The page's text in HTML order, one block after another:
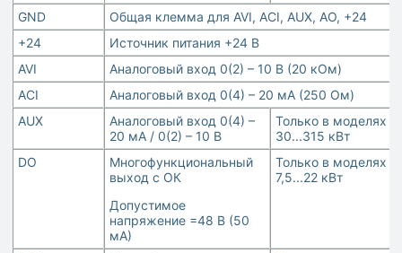
GND
Общая клемма для AVI, ACI, AUX, AO, +24
+24
Источник питания +24 В
AVI
Аналоговый вход 0(2) – 10 В (20 кОм)
AСI
Аналоговый вход 0(4) – 20 мА (250 Ом)
AUX
Аналоговый вход 0(4) –
20 мА / 0(2) – 10 В
Только в моделях
30...315 кВт
DO
Многофункциональный
выход с ОК
Допустимое
напряжение =48 В (50
мА)
Только в моделях
7,5...22 кВт